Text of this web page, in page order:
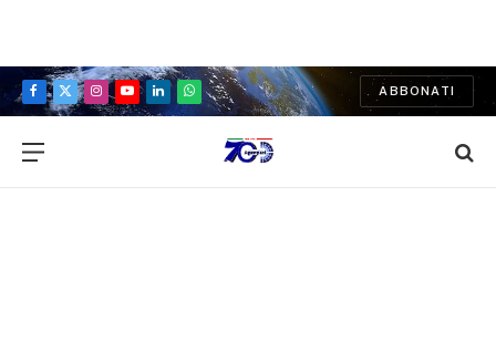
Facebook
X
Instagram
YouTubeLinkedInWhatsApp
ABBONATI